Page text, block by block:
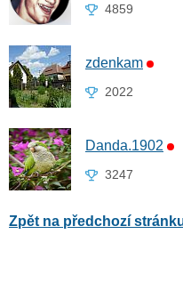
4859
zdenkam
2022
Danda.1902
3247
Zpět na předchozí